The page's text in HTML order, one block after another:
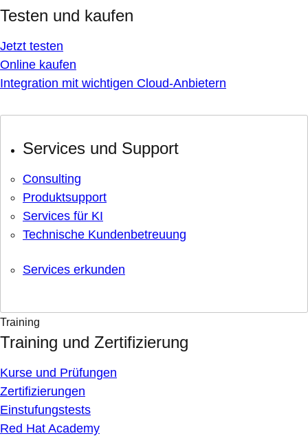
Testen und kaufen
Jetzt testen
Online kaufen
Integration mit wichtigen Cloud-Anbietern
Services und Support
Consulting
Produktsupport
Services für KI
Technische Kundenbetreuung
Services erkunden
Training
Training und Zertifizierung
Kurse und Prüfungen
Zertifizierungen
Einstufungstests
Red Hat Academy